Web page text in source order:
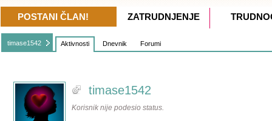
timase1542 Aktivnosti Dnevnik Forumi
timase1542
Korisnik nije podesio status.
POSTANI ČLAN! ZATRUDNJENJE